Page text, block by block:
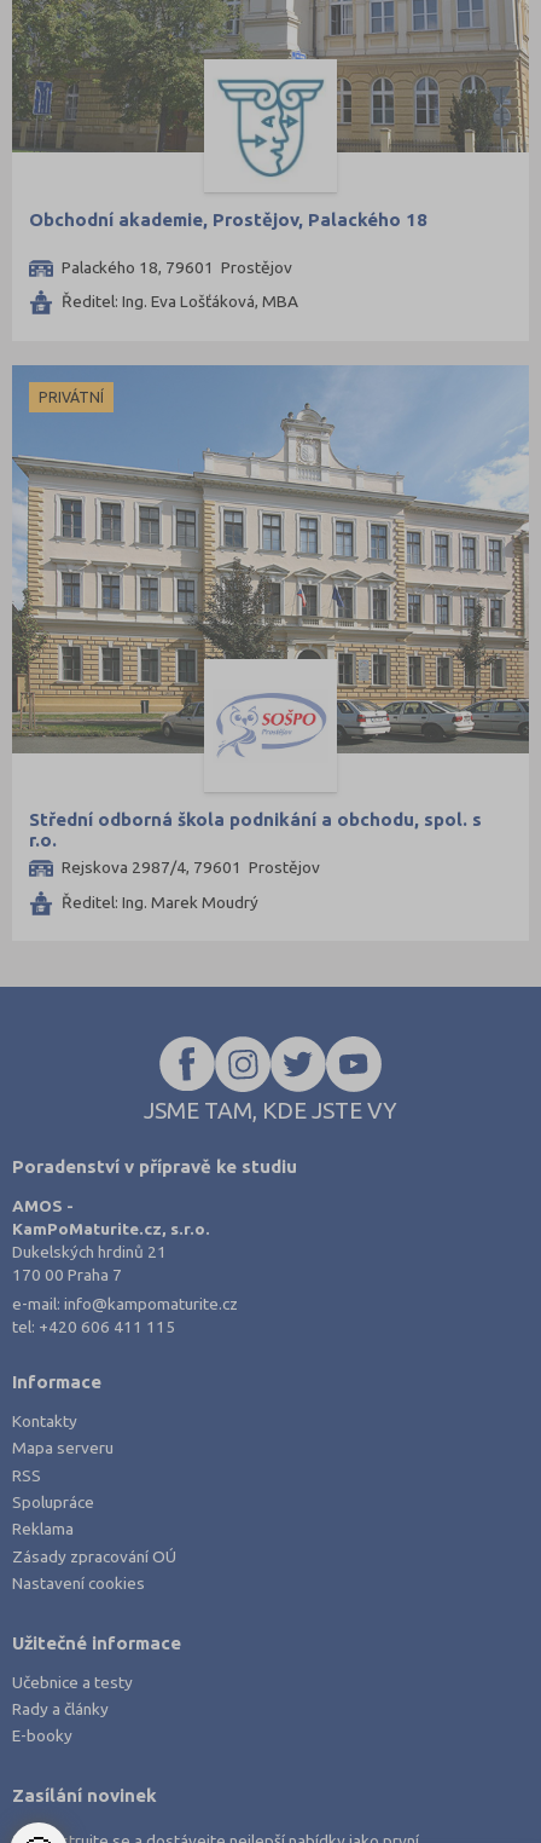
Obchodní akademie, Prostějov, Palackého 18
Palackého 18, 79601 Prostějov
Ředitel: Ing. Eva Lošťáková, MBA
PRIVÁTNÍ
Střední odborná škola podnikání a obchodu, spol. s
r.o.
Rejskova 2987/4, 79601 Prostějov
Ředitel: Ing. Marek Moudrý
JSME TAM, KDE JSTE VY
Poradenství v přípravě ke studiu
AMOS -
KamPoMaturite.cz, s.r.o.
Dukelských hrdinů 21
170 00 Praha 7
e-mail:info@kampomaturite.cz
tel: +420 606 411 115
Informace
Kontakty
Mapa serveru
RSS
Spolupráce
Reklama
Zásady zpracování OÚ
Nastavení cookies
Užitečné informace
Učebnice a testy
Rady a články
E-booky
Zasílání novinek